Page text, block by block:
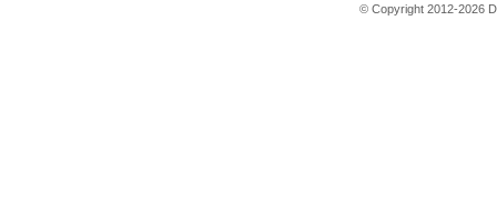
© Copyright 2012-2026